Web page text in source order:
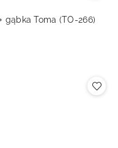
gąbka Toma (TO-266)